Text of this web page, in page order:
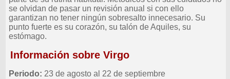
se olvidan de pasar un revisión anual si con ello
garantizan no tener ningún sobresalto innecesario. Su
punto fuerte es su corazón, su talón de Aquiles, su
estómago.
Información sobre Virgo
Periodo: 23 de agosto al 22 de septiembre